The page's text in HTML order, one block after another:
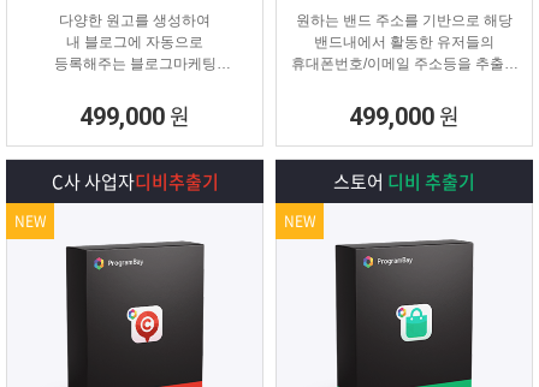
다양한 원고를 생성하여
내 블로그에 자동으로
등록해주는 블로그마케팅
499,000 원
원하는 밴드 주소를 기반으로 해당
밴드내에서 활동한 유저들의
휴대폰번호/이메일 주소등을 추출해
499,000 원
C사 사업자디비추출기
NEW
스토어 디비 추출기
NEW